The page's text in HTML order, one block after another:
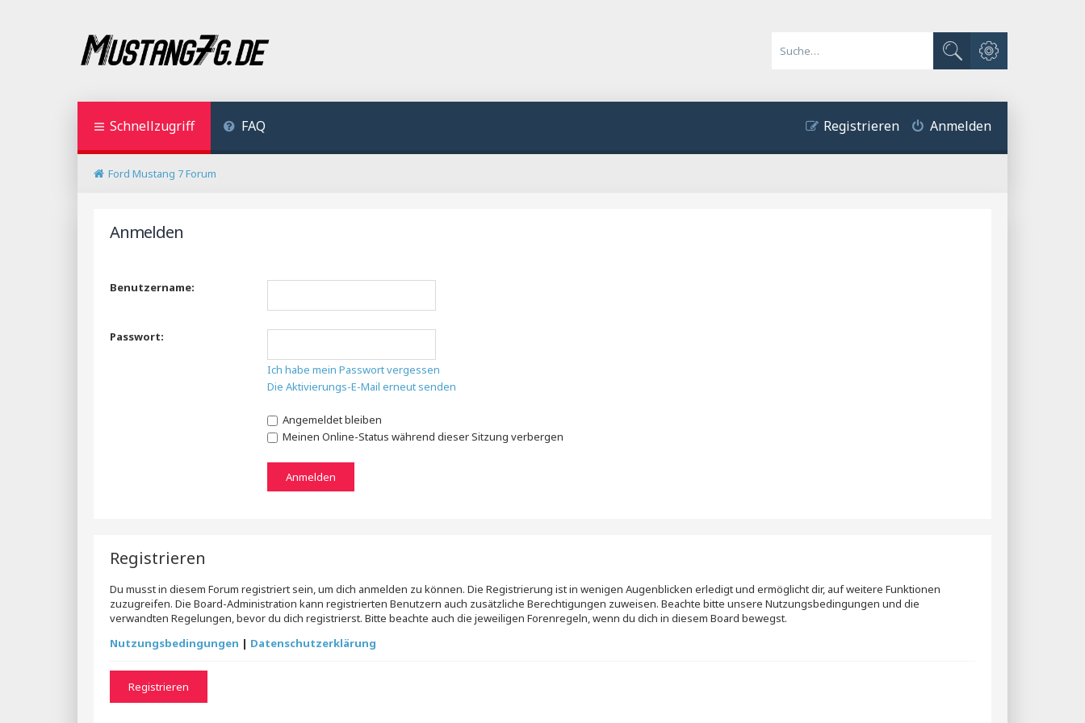
Suche
Erweiterte Suche
Schnellzugriff FAQ Anmelden
Registrieren
Ford Mustang 7 Forum
Anmelden
Benutzername:
Passwort:
Ich habe mein Passwort vergessen
Die Aktivierungs-E-Mail erneut senden
Angemeldet bleiben
Meinen Online-Status während dieser Sitzung verbergen
Registrieren
Du musst in diesem Forum registriert sein, um dich anmelden zu können. Die Registrierung ist in wenigen Augenblicken erledigt und ermöglicht dir, auf weitere Funktionen
zuzugreifen. Die Board-Administration kann registrierten Benutzern auch zusätzliche Berechtigungen zuweisen. Beachte bitte unsere Nutzungsbedingungen und die
verwandten Regelungen, bevor du dich registrierst. Bitte beachte auch die jeweiligen Forenregeln, wenn du dich in diesem Board bewegst.
Nutzungsbedingungen | Datenschutzerklärung
Registrieren